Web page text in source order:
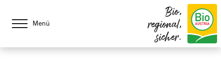
Menü
Bio,
regional,
sicher.